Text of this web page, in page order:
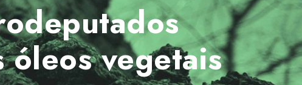
vegetais